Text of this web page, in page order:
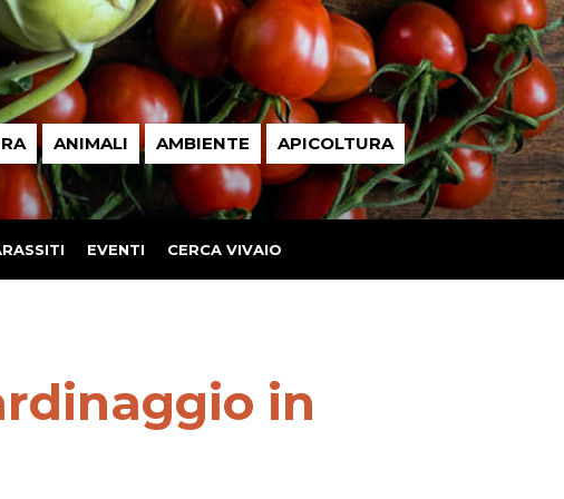
ANIMALI AMBIENTE APICOLTURA
EVENTI CERCA VIVAIO
in